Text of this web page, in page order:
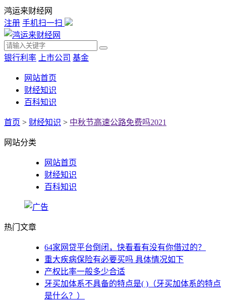
鸿运来财经网
注册 手机扫一扫
银行利率 上市公司 基金
网站首页
财经知识
百科知识
首页 > 财经知识 > 中秋节高速公路免费吗2021
网站分类
网站首页
财经知识
百科知识
热门文章
64家网贷平台倒闭，快看看有没有你借过的？
重大疾病保险有必要买吗 具体情况如下
产权比率一般多少合适
牙买加体系不具备的特点是( )（牙买加体系的特点
是什么？）